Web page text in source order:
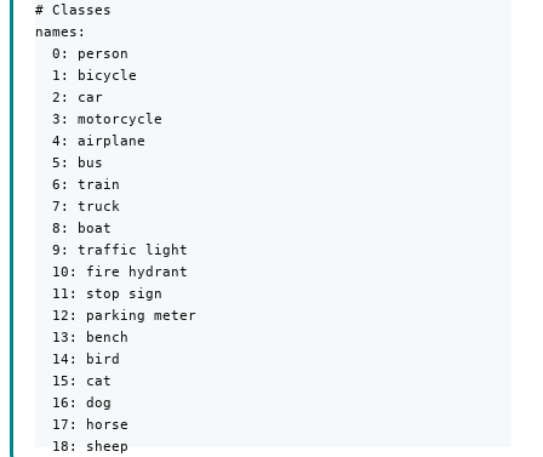
# Classes
names:
  0: person
  1: bicycle
  2: car
  3: motorcycle
  4: airplane
  5: bus
  6: train
  7: truck
  8: boat
  9: traffic light
  10: fire hydrant
  11: stop sign
  12: parking meter
  13: bench
  14: bird
  15: cat
  16: dog
  17: horse
  18: sheep